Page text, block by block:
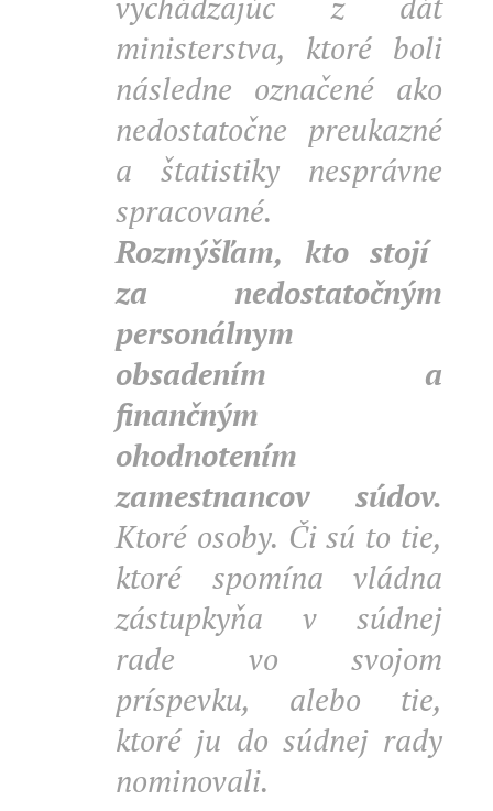
ministerstva, ktoré boli
následne označené ako
nedostatočne preukazné
a štatistiky nesprávne
spracované.
Rozmýšľam, kto stojí
za nedostatočným
personálnym
obsadením a
finančným
ohodnotením
zamestnancov súdov.
Ktoré osoby. Či sú to tie,
ktoré spomína vládna
zástupkyňa v súdnej
rade vo svojom
príspevku, alebo tie,
ktoré ju do súdnej rady
nominovali.